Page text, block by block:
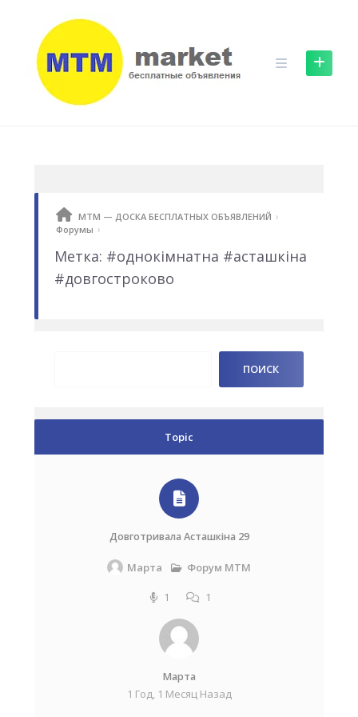
content
МТМ — ДОСКА БЕСПЛАТНЫХ ОБЪЯВЛЕНИЙ ›
Форумы ›
Метка: #однокімнатна #асташкіна
#довгостроково
Topic
Довготривала Асташкіна 29
Марта Форум МТМ
1 1
Марта
1 Год, 1 Месяц Назад